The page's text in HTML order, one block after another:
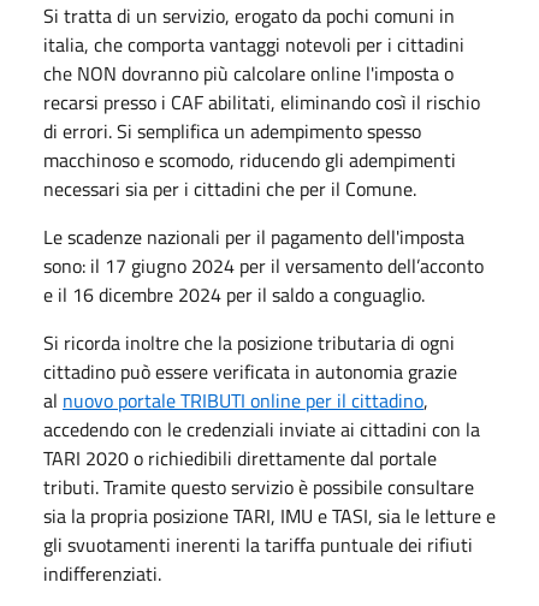
Si tratta di un servizio, erogato da pochi comuni in
italia, che comporta vantaggi notevoli per i cittadini
che NON dovranno più calcolare online l'imposta o
recarsi presso i CAF abilitati, eliminando così il rischio
di errori. Si semplifica un adempimento spesso
macchinoso e scomodo, riducendo gli adempimenti
necessari sia per i cittadini che per il Comune.
Le scadenze nazionali per il pagamento dell'imposta
sono: il 17 giugno 2024 per il versamento dell’acconto
e il 16 dicembre 2024 per il saldo a conguaglio.
Si ricorda inoltre che la posizione tributaria di ogni
cittadino può essere verificata in autonomia grazie
al nuovo portale TRIBUTI online per il cittadino,
accedendo con le credenziali inviate ai cittadini con la
TARI 2020 o richiedibili direttamente dal portale
tributi. Tramite questo servizio è possibile consultare
sia la propria posizione TARI, IMU e TASI, sia le letture e
gli svuotamenti inerenti la tariffa puntuale dei rifiuti
indifferenziati.